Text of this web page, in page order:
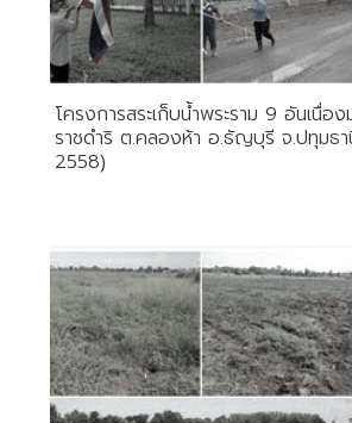
โครงการสระเก็บน้ำพระราม 9 อันเนื่อ
ราชดำริ ต.คลองห้า อ.ธัญบุรี จ.ปทุมธ
2558)